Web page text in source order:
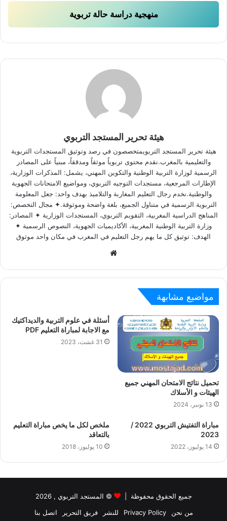
منهجية دراسة حالة تربوية
هيئة تحرير المستجد التربوي
هيئة تحرير المستجد التربويمتخصصون في رصد وتوثيق المستجدات التربوية
والتعليمية بالمغرب.نقدم محتوى تربوياً موثقاً ومدققاً، مبنياً على المصادر
الرسمية لوزارة التربية الوطنية والتكوين المهني، يشمل: المذكرات الوزارية،
الإطارات المرجعية، مستجدات التوجيه التربوي، ومواضيع الامتحانات الجهوية
والوطنية.نخدم رجال التعليم المغاربة والتلاميذ بهدف واحد: جعل المعلومة
التربوية الرسمية في متناول الجميع، بلغة واضحة وموثوقة.✦ مجال التخصص:
المناهج الدراسية المغربية، التقويم التربوي، المستجدات الوزارية ✦ المصادر:
وزارة التربية الوطنية المغربية، الأكاديميات الجهوية، النصوص الرسمية ✦
الهدف: توثيق كل ما يهم رجل التعليم في المغرب في مكان واحد موثوق
مواضيع مشابهة
تحميل نتائج الامتحان المهني جميع
الهيئات و الأسلاك
13 نونبر، 2024
أسئلة في علوم التربية والديداكتيك
مع الاجابة لمباراة التعليم PDF
31 غشت، 2023
مباراة التفتيش التربوي 2022 /
2023
14 يوليوز، 2022
ملخص لكل ما يخص مباراة التعليم
بالتعاقد
10 يوليوز، 2018
جميع الحقوق محفوظة | © المستجد التربوي , 2026
من نحن
Privacy Policy للنشر فريق التحرير اتصل بنا